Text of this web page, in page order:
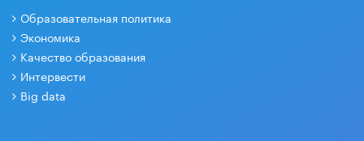
Образовательная политика
Экономика
Качество образования
Интервести
Big data